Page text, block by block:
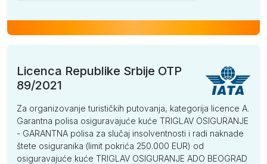
Licenca Republike Srbije OTP
89/2021
Za organizovanje turističkih putovanja, kategorija licence A.
Garantna polisa osiguravajuće kuće TRIGLAV OSIGURANJE
- GARANTNA polisa za slučaj insolventnosti i radi naknade
štete osiguranika (limit pokrića 250.000 EUR) od
osiguravajuće kuće TRIGLAV OSIGURANJE ADO BEOGRAD